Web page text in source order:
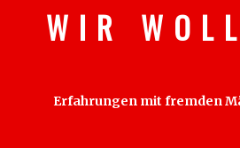
W I R W O L
Erfahrungen mit fremden